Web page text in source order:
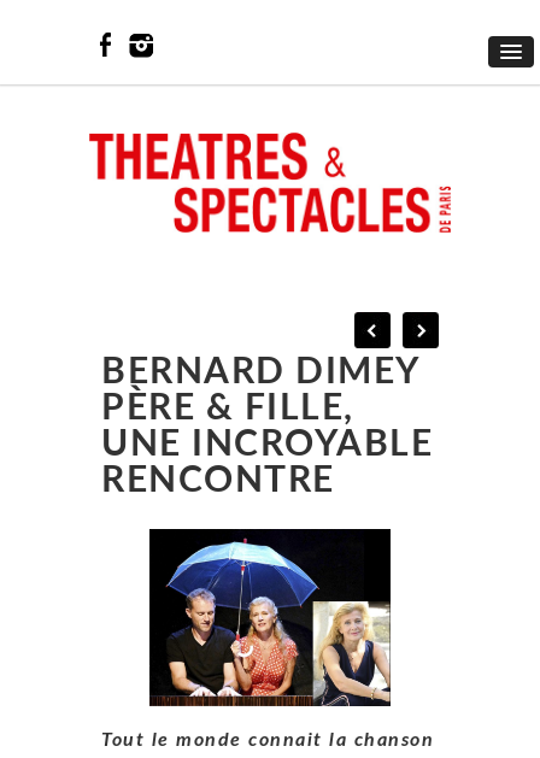
BERNARD DIMEY
PÈRE & FILLE,
UNE INCROYABLE
RENCONTRE
Tout le monde connait la chanson